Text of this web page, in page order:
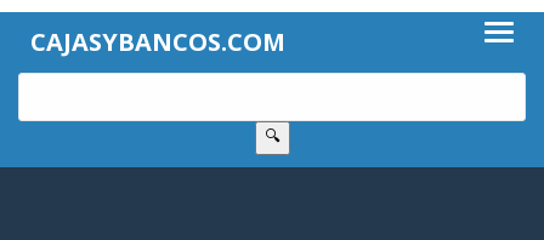
CAJASYBANCOS.COM
🔍